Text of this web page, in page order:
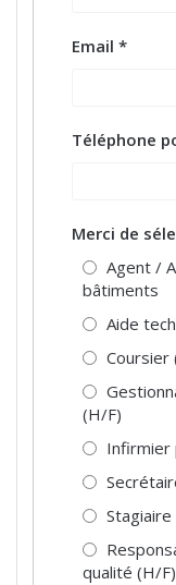
Email *
Téléphone
Merci de
Agent /
bâtiments
Aide
Coursier
(H/F)
Infirmier
qualité (H/F)